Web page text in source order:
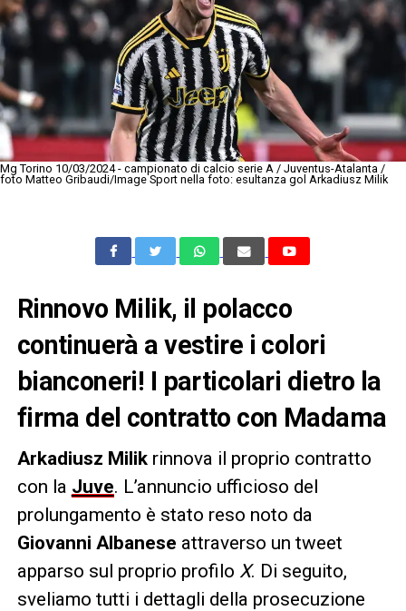
Mg Torino 10/03/2024 - campionato di calcio serie A / Juventus-Atalanta /
foto Matteo Gribaudi/Image Sport nella foto: esultanza gol Arkadiusz Milik
Rinnovo Milik, il polacco
continuerà a vestire i colori
bianconeri! I particolari dietro la
firma del contratto con Madama
Arkadiusz Milikrinnova il proprio contratto
con la Juve. L’annuncio ufficioso del
prolungamento è stato reso noto da
Giovanni Albanese attraverso un tweet
apparso sul proprio profilo X. Di seguito,
sveliamo tutti i dettagli della prosecuzione